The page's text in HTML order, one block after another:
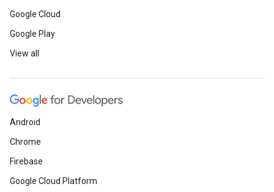
Google Cloud
Google Play
View all
Android
Chrome
Firebase
Google Cloud Platform